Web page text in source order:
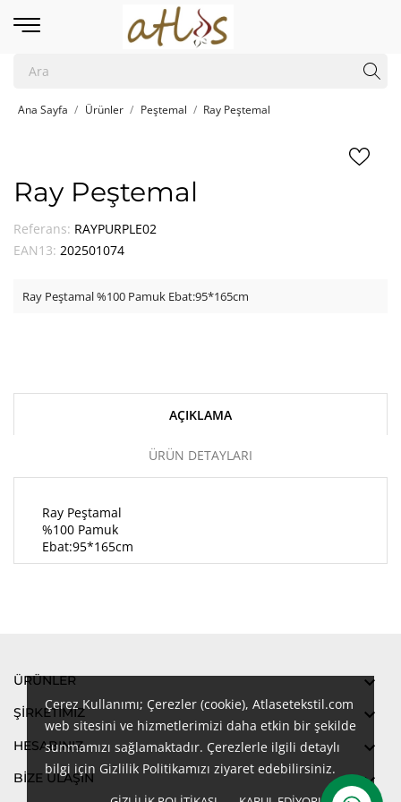
Çerez Kullanımı; Çerezler (cookie), Atlasetekstil.com
web sitesini ve hizmetlerimizi daha etkin bir şekilde
sunmamızı sağlamaktadır. Çerezlerle ilgili detaylı
bilgi için Gizlilik Politikamızı ziyaret edebilirsiniz.
Ana Sayfa Ürünler Peştemal Ray Peştemal
Ray Peştemal
Referans: RAYPURPLE02
EAN13: 202501074
Ray Peştamal %100 Pamuk Ebat:95*165cm
AÇIKLAMA
ÜRÜN DETAYLARI
Ray Peştamal
%100 Pamuk
Ebat:95*165cm
ÜRÜNLER 
ŞIRKETIMIZ 
HESABINIZ 
BİZE ULAŞIN 